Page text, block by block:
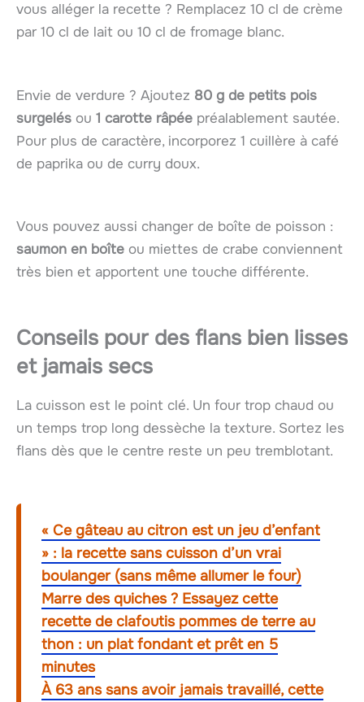
vous alléger la recette ? Remplacez 10 cl de crème
par 10 cl de lait ou 10 cl de fromage blanc.
Envie de verdure ? Ajoutez 80 g de petits pois
surgelés ou 1 carotte râpée préalablement sautée.
Pour plus de caractère, incorporez 1 cuillère à café
de paprika ou de curry doux.
Vous pouvez aussi changer de boîte de poisson :
saumon en boîte ou miettes de crabe conviennent
très bien et apportent une touche différente.
Conseils pour des flans bien lisses
et jamais secs
La cuisson est le point clé. Un four trop chaud ou
un temps trop long dessèche la texture. Sortez les
flans dès que le centre reste un peu tremblotant.
« Ce gâteau au citron est un jeu d’enfant
» : la recette sans cuisson d’un vrai
boulanger (sans même allumer le four)
Marre des quiches ? Essayez cette
recette de clafoutis pommes de terre au
thon : un plat fondant et prêt en 5
minutes
À 63 ans sans avoir jamais travaillé, cette